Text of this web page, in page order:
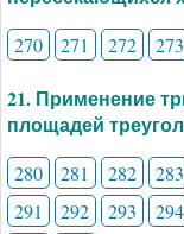
270 271 272 273
21. Применение
площадей
280 281 282 283
291
292 293 294